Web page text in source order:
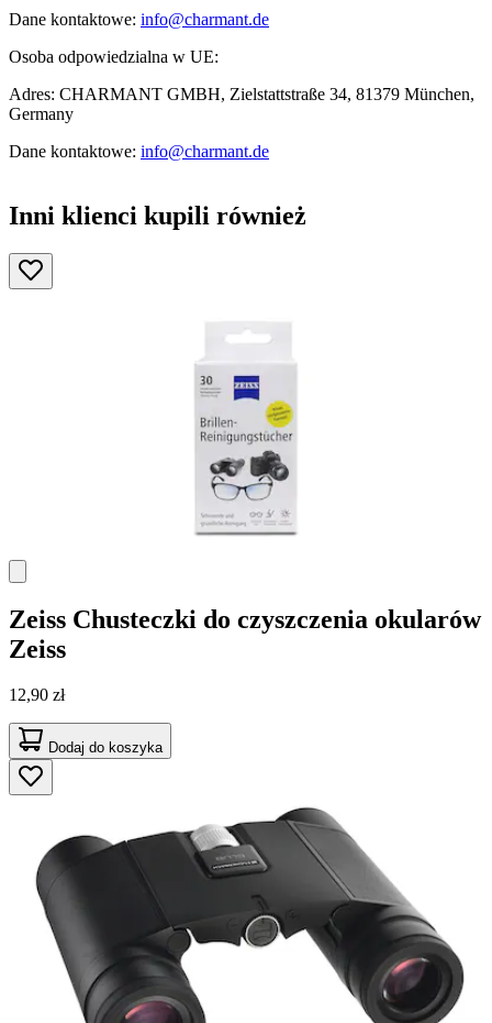
Dane kontaktowe: info@charmant.de
Osoba odpowiedzialna w UE:
Adres: CHARMANT GMBH, Zielstattstraße 34, 81379 München,
Germany
Dane kontaktowe: info@charmant.de
Inni klienci kupili również
Zeiss Chusteczki do czyszczenia okularów
Zeiss
12,90 zł
Dodaj do koszyka